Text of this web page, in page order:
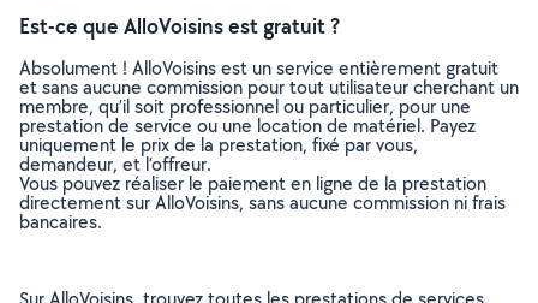
Est-ce que AlloVoisins est gratuit ?
Absolument ! AlloVoisins est un service entièrement gratuit
et sans aucune commission pour tout utilisateur cherchant un
membre, qu’il soit professionnel ou particulier, pour une
prestation de service ou une location de matériel. Payez
uniquement le prix de la prestation, fixé par vous,
demandeur, et l’offreur.
Vous pouvez réaliser le paiement en ligne de la prestation
directement sur AlloVoisins, sans aucune commission ni frais
bancaires.